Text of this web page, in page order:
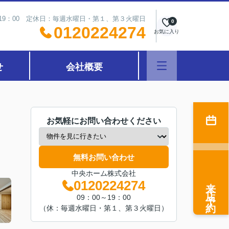
：00 定休日：毎週水曜日・第１、第３火曜日
0120224274 お気に入り
0
会社概要
お気軽にお問い合わせください
無料お問い合わせ
中央ホーム株式会社
0120224274
09：00～19：00
（休：毎週水曜日・第１、第３火曜日）
来店予約